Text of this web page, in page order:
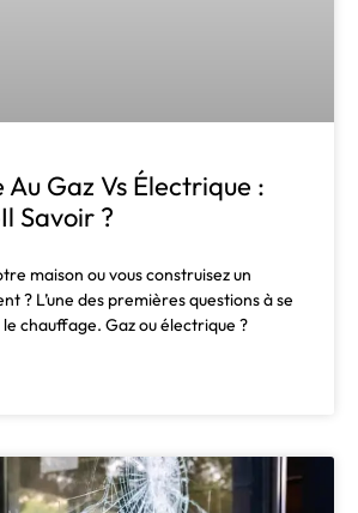
Gaz Vs Électrique :
Savoir ?
maison ou vous construisez un
? L’une des premières questions à se
chauffage. Gaz ou électrique ?